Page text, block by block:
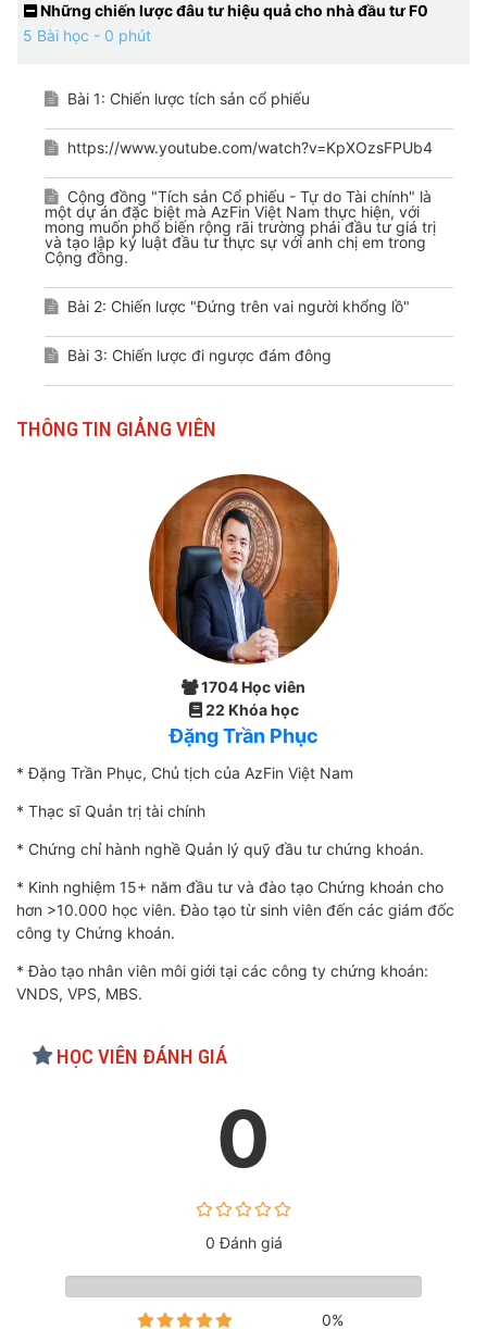
Những chiến lược đâu tư hiệu quả cho nhà đầu tư F0
5 Bài học - 0 phút
Bài 1: Chiến lược tích sản cổ phiếu
https://www.youtube.com/watch?v=KpXOzsFPUb4
Cộng đồng "Tích sản Cổ phiếu - Tự do Tài chính" là
một dự án đặc biệt mà AzFin Việt Nam thực hiện, với
mong muốn phổ biến rộng rãi trường phái đầu tư giá trị
và tạo lập kỷ luật đầu tư thực sự với anh chị em trong
Cộng đồng.
Bài 2: Chiến lược "Đứng trên vai người khổng lồ"
Bài 3: Chiến lược đi ngược đám đông
THÔNG TIN GIẢNG VIÊN
1704 Học viên
22 Khóa học
Đặng Trần Phục
* Đặng Trần Phục, Chủ tịch của AzFin Việt Nam
* Thạc sĩ Quản trị tài chính
* Chứng chỉ hành nghề Quản lý quỹ đầu tư chứng khoán.
* Kinh nghiệm 15+ năm đầu tư và đào tạo Chứng khoán cho
hơn >10.000 học viên. Đào tạo từ sinh viên đến các giám đốc
công ty Chứng khoán.
* Đào tạo nhân viên môi giới tại các công ty chứng khoán:
VNDS, VPS, MBS.
HỌC VIÊN ĐÁNH GIÁ
0
0 Đánh giá
0%